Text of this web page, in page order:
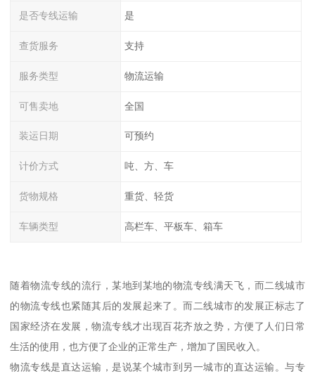
是否专线运输 是
查货服务 支持
服务类型 物流运输
可售卖地 全国
装运日期 可预约
计价方式 吨、方、车
货物规格 重货、轻货
车辆类型 高栏车、平板车、箱车
随着物流专线的流行，某地到某地的物流专线满天飞，而二线城市
的物流专线也紧随其后的发展起来了。而二线城市的发展正标志了
国家经济在发展，物流专线才出现百花齐放之势，方便了人们日常
生活的使用，也方便了企业的正常生产，增加了国民收入。
物流专线是直达运输，是说某个城市到另一城市的直达运输。与专